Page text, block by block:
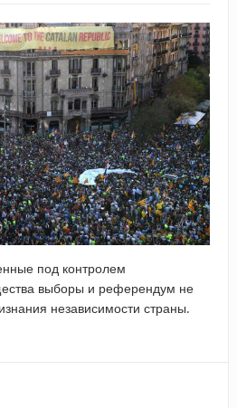
под контролем
выборы и референдум не
независимости страны.